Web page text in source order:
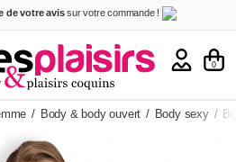
de votre avissur votre commande !
Décidez quand payer !
2,90 € ! (Offerte dès 69,00€ d'achat)
0
/ Body & body ouvert / Body sexy /